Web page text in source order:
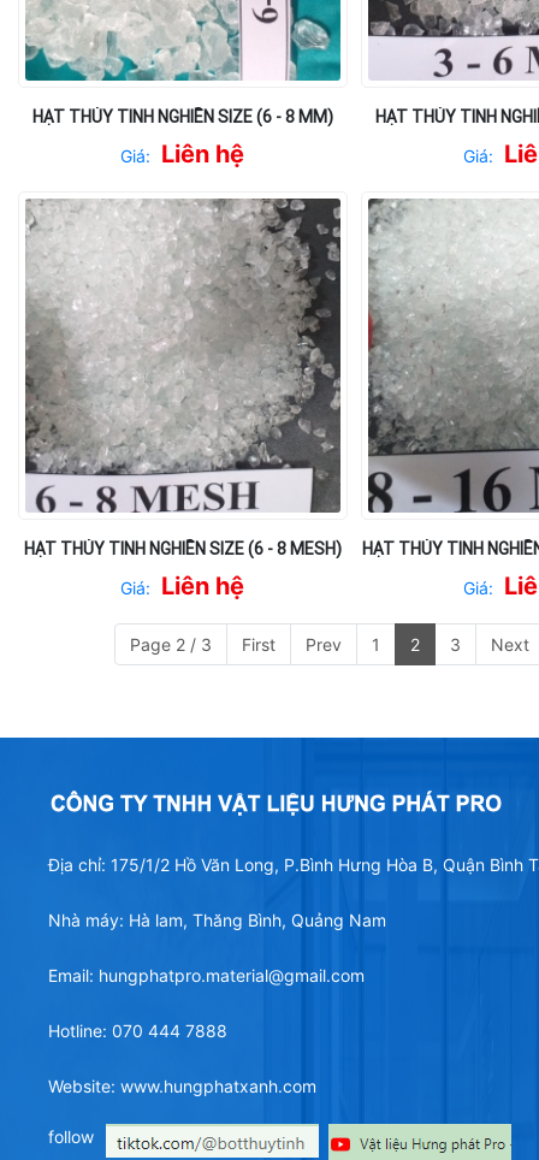
HẠT THỦY TINH NGHIỀN SIZE (6 - 8 MM)
Giá: Liên hệ
HẠT THỦY TINH
Giá:
HẠT THỦY TINH NGHIỀN SIZE (6 - 8 MESH)
Giá: Liên hệ
HẠT THỦY TINH
Giá:
Page 2 / 3 First Prev 1 2 3 Next
Địa chỉ: 175/1/2 Hồ Văn Long, P.Bình Hưng Hòa B, Quận Bình
Nhà máy: Hà lam, Thăng Bình, Quảng Nam
Email: hungphatpro.material@gmail.com
Hotline: 070 444 7888
Website: www.hungphatxanh.com
follow